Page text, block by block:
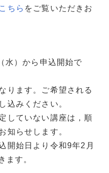
こちら をご覧いただきお
水）から申込開始で
ります。ご希望される
込みください。
していない講座は，順
知らせします。
開始日より令和9年2月
ます。